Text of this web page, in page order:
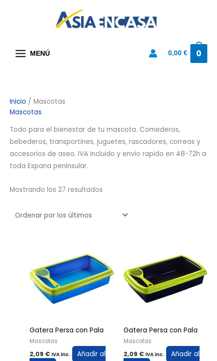
MENÚ 0,00€ 0
Inicio / Mascotas
Mascotas
Todo para el bienestar de tu mascota. Comederos,
bebederos, transportines, juguetes, rascadores, correas y
accesorios de aseo. IVA incluido y envio rapido en 48-72h a
toda Espana peninsular.
Mostrando los 27 resultados
últimos
Gatera Persa con Pala
Mascotas
2,09 € IVA inc.
Añadir al
Gatera Persa con Pala
Mascotas
2,09 € IVA inc.
Añadir al